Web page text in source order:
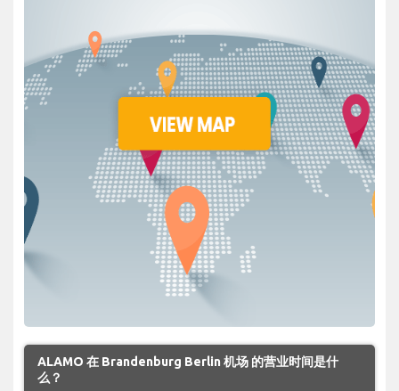
ALAMO 在 Brandenburg Berlin 机场 的营业时间是什
么？